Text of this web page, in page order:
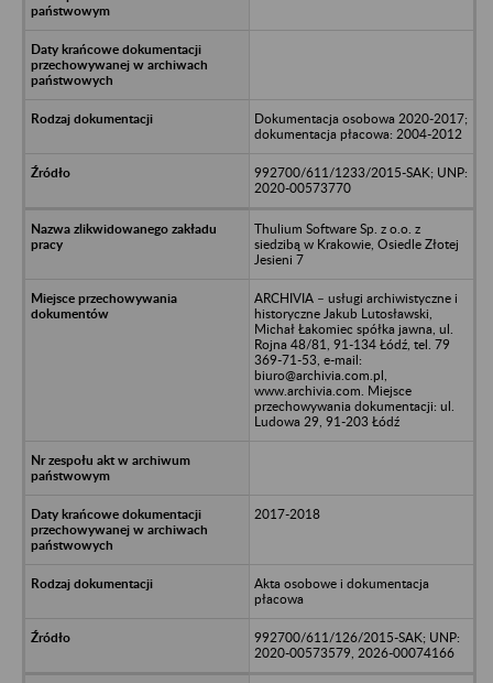
Dokumentacja osobowa 2020-2017;
dokumentacja płacowa: 2004-2012
992700/611/1233/2015-SAK; UNP:
2020-00573770
Thulium Software Sp. z o.o. z
siedzibą w Krakowie, Osiedle Złotej
Jesieni 7
ARCHIVIA – usługi archiwistyczne i
historyczne Jakub Lutosławski,
Michał Łakomiec spółka jawna, ul.
Rojna 48/81, 91-134 Łódź, tel. 79
369-71-53, e-mail:
biuro@archivia.com.pl,
www.archivia.com. Miejsce
przechowywania dokumentacji: ul.
Ludowa 29, 91-203 Łódź
2017-2018
Akta osobowe i dokumentacja
płacowa
992700/611/126/2015-SAK; UNP:
2020-00573579, 2026-00074166